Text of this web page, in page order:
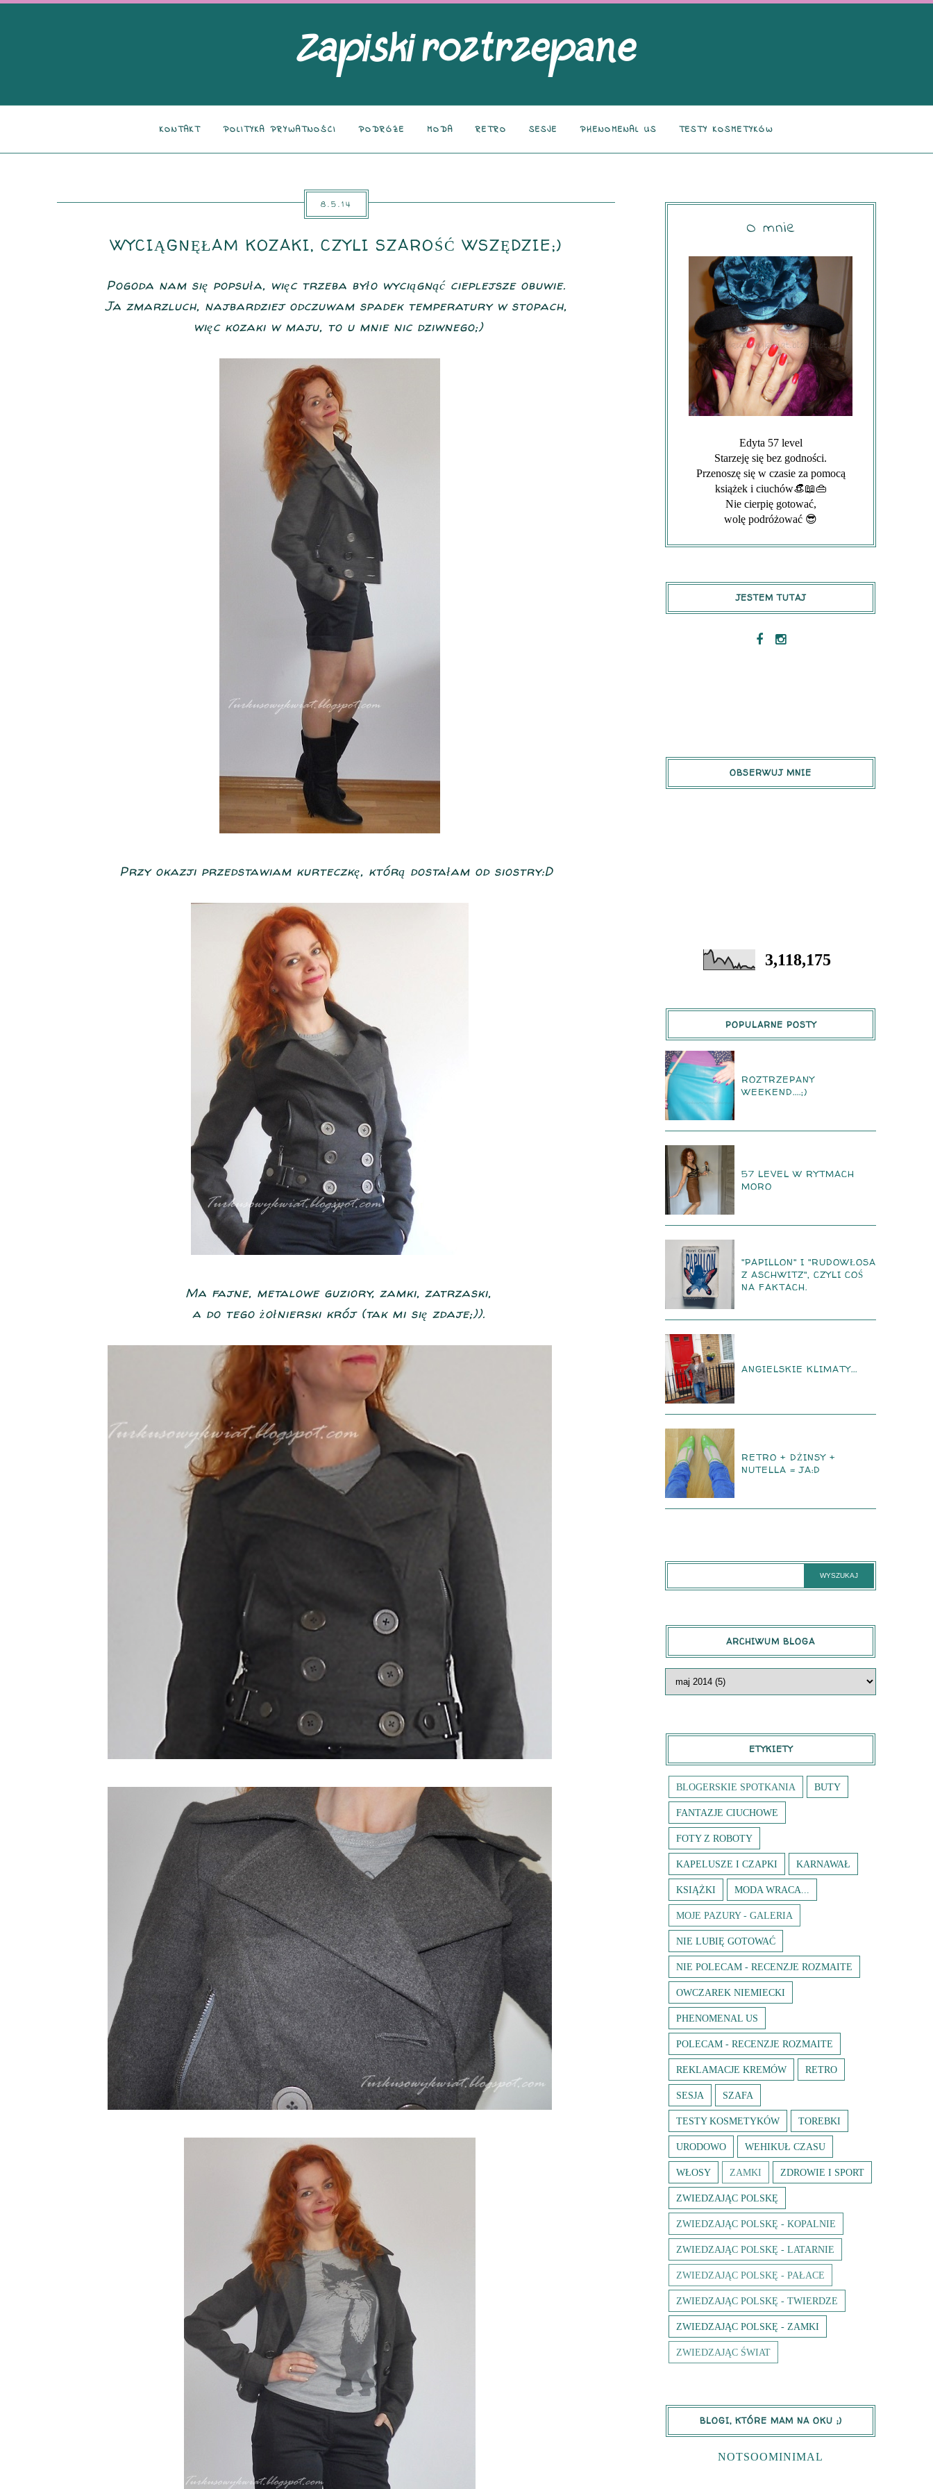
KONTAKT POLITYKA PRYWATNOŚCI PODRÓŻE MODA RETRO SESJE PHENOMENAL US TESTY KOSMETYKÓW
8.5.14
WYCIĄGNĘŁAM KOZAKI, CZYLI SZAROŚĆ WSZĘDZIE;)
Pogoda nam się popsuła, więc trzeba było wyciągnąć cieplejsze obuwie.
Ja zmarzluch, najbardziej odczuwam spadek temperatury w stopach,
więc kozaki w maju, to u mnie nic dziwnego;)
Przy okazji przedstawiam kurteczkę, którą dostałam od siostry:D
Ma fajne, metalowe guziory, zamki, zatrzaski,
a do tego żołnierski krój (tak mi się zdaje;)).
O mnie
Edyta 57 level
Starzeję się bez godności.
Przenoszę się w czasie za pomocą
książek i ciuchów👒📖👜
Nie cierpię gotować,
wolę podróżować 😎
JESTEM TUTAJ
OBSERWUJ MNIE
3,118,175
POPULARNE POSTY
ROZTRZEPANY
WEEKEND....;)
57 LEVEL W RYTMACH
MORO
"PAPILLON" I "RUDOWŁOSA
Z ASCHWITZ", CZYLI COŚ
NA FAKTACH.
ANGIELSKIE KLIMATY...
RETRO + DŻINSY +
NUTELLA = JA:D
ARCHIWUM BLOGA
ETYKIETY
BLOGERSKIE SPOTKANIA BUTY
FANTAZJE CIUCHOWE
FOTY Z ROBOTY
KAPELUSZE I CZAPKI KARNAWAŁ
KSIĄŻKI MODA WRACA...
MOJE PAZURY - GALERIA
NIE LUBIĘ GOTOWAĆ
NIE POLECAM - RECENZJE ROZMAITE
OWCZAREK NIEMIECKI
PHENOMENAL US
POLECAM - RECENZJE ROZMAITE
REKLAMACJE KREMÓW RETRO
SESJA SZAFA
TESTY KOSMETYKÓW TOREBKI
URODOWO WEHIKUŁ CZASU
WŁOSY ZAMKI ZDROWIE I SPORT
ZWIEDZAJĄC POLSKĘ
ZWIEDZAJĄC POLSKĘ - KOPALNIE
ZWIEDZAJĄC POLSKĘ - LATARNIE
ZWIEDZAJĄC POLSKĘ - PAŁACE
ZWIEDZAJĄC POLSKĘ - TWIERDZE
ZWIEDZAJĄC POLSKĘ - ZAMKI
ZWIEDZAJĄC ŚWIAT
BLOGI, KTÓRE MAM NA OKU ;)
NOTSOOMINIMAL